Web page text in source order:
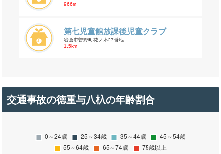
966m
第七児童館放課後児童クラブ
岩倉市曽野町花ノ木57番地
1.5km
交通事故の徳重与八杁の年齢割合